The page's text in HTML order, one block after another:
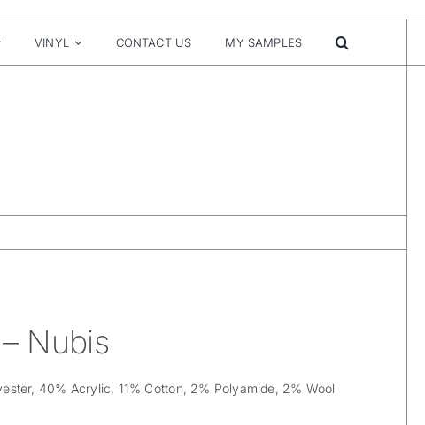
VINYL CONTACT US MY SAMPLES
Nubis
40% Acrylic, 11% Cotton, 2% Polyamide, 2% Wool